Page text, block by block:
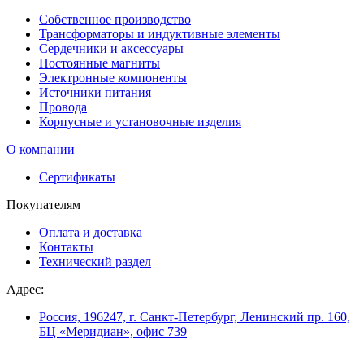
Собственное производство
Трансформаторы и индуктивные элементы
Сердечники и аксессуары
Постоянные магниты
Электронные компоненты
Источники питания
Провода
Корпусные и установочные изделия
О компании
Сертификаты
Покупателям
Оплата и доставка
Контакты
Технический раздел
Адрес:
Россия, 196247, г. Санкт-Петербург, Ленинский пр. 160,
БЦ «Меридиан», офис 739